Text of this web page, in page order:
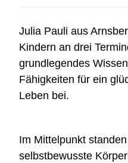
Julia Pauli aus
Kindern an drei
grundlegendes
Fähigkeiten für ein
Leben bei.
Im Mittelpunkt
selbstbewusste